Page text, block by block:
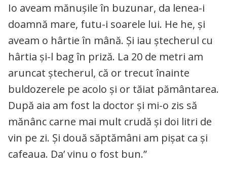
Io aveam mănuşile în buzunar, da lenea-i
doamnă mare, futu-i soarele lui. He he, şi
aveam o hârtie în mână. Şi iau ştecherul cu
hârtia şi-l bag în priză. La 20 de metri am
aruncat ştecherul, că or trecut înainte
buldozerele pe acolo şi or tăiat pământarea.
După aia am fost la doctor şi mi-o zis să
mănânc carne mai mult crudă şi doi litri de
vin pe zi. Şi două săptămâni am pişat ca şi
cafeaua. Da’ vinu o fost bun.”